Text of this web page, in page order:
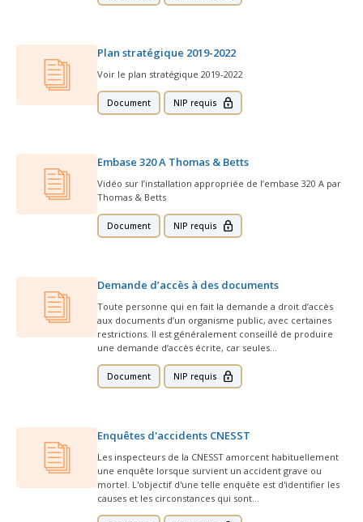
Plan stratégique 2019-2022
Voir le plan stratégique 2019-2022
Document NIP requis
Embase 320 A Thomas & Betts
Vidéo sur l’installation appropriée de l’embase 320 A par
Thomas & Betts
Document NIP requis
Demande d’accès à des documents
Toute personne qui en fait la demande a droit d’accès
aux documents d’un organisme public, avec certaines
restrictions. Il est généralement conseillé de produire
une demande d’accès écrite, car seules…
Document NIP requis
Enquêtes d'accidents CNESST
Les inspecteurs de la CNESST amorcent habituellement
une enquête lorsque survient un accident grave ou
mortel. L'objectif d'une telle enquête est d'identifier les
causes et les circonstances qui sont…